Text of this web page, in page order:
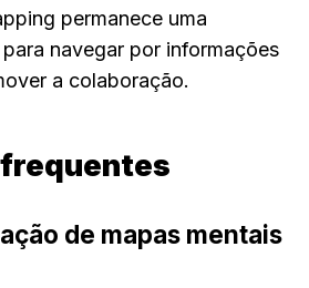
permanece uma
navegar por informações
a colaboração.
de mapas mentais